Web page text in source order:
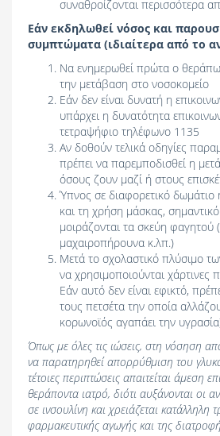
συναθροίζονται περισσότερα
Εάν εκδηλωθεί νόσος και
συμπτώματα (ιδιαίτερα από το
Να ενημερωθεί πρώτα ο
την μετάβαση στο νοσοκομείο
Εάν δεν είναι δυνατή η
υπάρχει η δυνατότητα
τετραψήφιο τηλέφωνο 1135
Αν δοθούν τελικά οδηγίες
πρέπει να παρεμποδισθεί η
όσους ζουν μαζί ή στους
Ύπνος σε διαφορετικό δωμάτιο
και τη χρήση μάσκας,
μοιράζονται τα σκεύη φαγητού
μαχαιροπήρουνα κ.λπ.)
Μετά το σχολαστικό πλύσιμο
να χρησιμοποιούνται χάρτινες
Εάν αυτό δεν είναι εφικτό,
τους πετσέτα την οποία
κορωνοϊός αγαπάει την
Όπως με όλες τις ιώσεις, στη νόσηση
να παρατηρηθεί απορρύθμιση του
τέτοιες περιπτώσεις απαιτείται άμεση
θεράποντα ιατρό, διότι αυξάνονται οι
σε ινσουλίνη και χρειάζεται κατάλληλη
φαρμακευτικής αγωγής και της